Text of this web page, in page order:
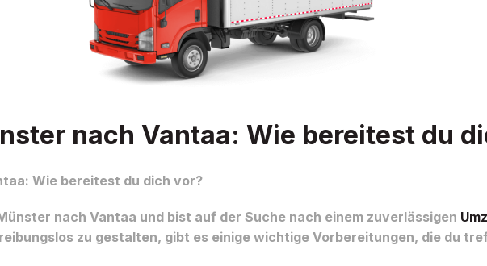
nach Vantaa: Wie bereitest du
Wie bereitest du dich vor?
nach Vantaa und bist auf der Suche nach einem zuverlässigen
zu gestalten, gibt es einige wichtige Vorbereitungen, die du